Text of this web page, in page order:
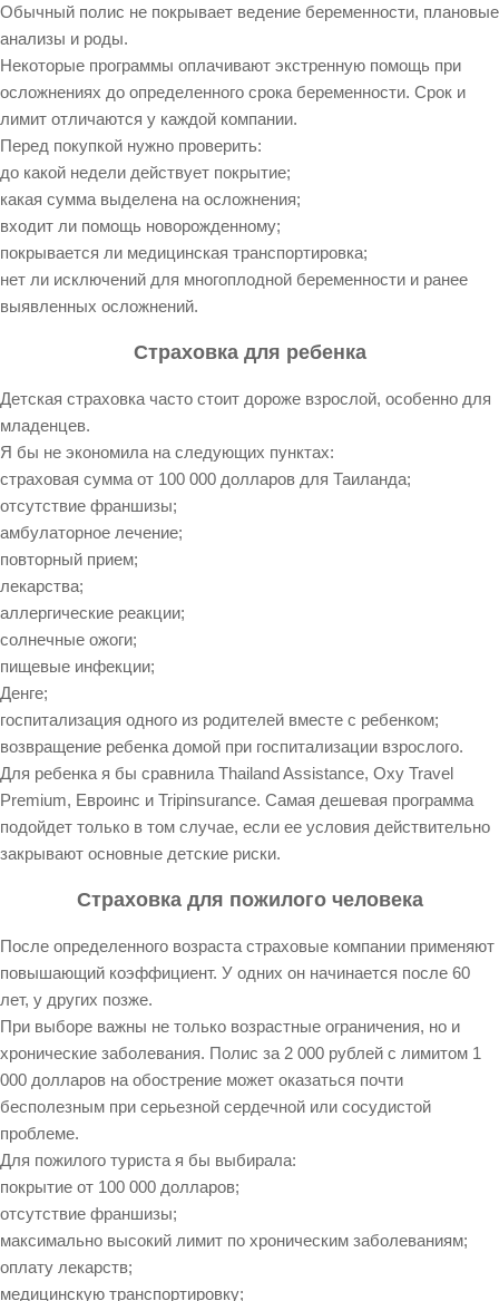
Обычный полис не покрывает ведение беременности, плановые
анализы и роды.
Некоторые программы оплачивают экстренную помощь при
осложнениях до определенного срока беременности. Срок и
лимит отличаются у каждой компании.
Перед покупкой нужно проверить:
до какой недели действует покрытие;
какая сумма выделена на осложнения;
входит ли помощь новорожденному;
покрывается ли медицинская транспортировка;
нет ли исключений для многоплодной беременности и ранее
выявленных осложнений.
Страховка для ребенка
Детская страховка часто стоит дороже взрослой, особенно для
младенцев.
Я бы не экономила на следующих пунктах:
страховая сумма от 100 000 долларов для Таиланда;
отсутствие франшизы;
амбулаторное лечение;
повторный прием;
лекарства;
аллергические реакции;
солнечные ожоги;
пищевые инфекции;
Денге;
госпитализация одного из родителей вместе с ребенком;
возвращение ребенка домой при госпитализации взрослого.
Для ребенка я бы сравнила Thailand Assistance, Oxy Travel
Premium, Евроинс и Tripinsurance. Самая дешевая программа
подойдет только в том случае, если ее условия действительно
закрывают основные детские риски.
Страховка для пожилого человека
После определенного возраста страховые компании применяют
повышающий коэффициент. У одних он начинается после 60
лет, у других позже.
При выборе важны не только возрастные ограничения, но и
хронические заболевания. Полис за 2 000 рублей с лимитом 1
000 долларов на обострение может оказаться почти
бесполезным при серьезной сердечной или сосудистой
проблеме.
Для пожилого туриста я бы выбирала:
покрытие от 100 000 долларов;
отсутствие франшизы;
максимально высокий лимит по хроническим заболеваниям;
оплату лекарств;
медицинскую транспортировку;